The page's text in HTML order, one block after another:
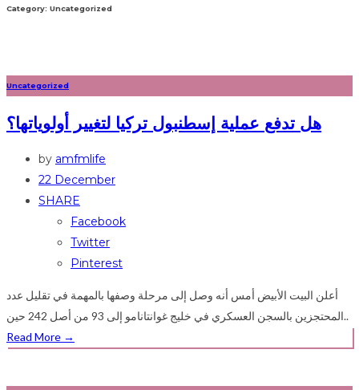
Category: Uncategorized
Uncategorized
هل تدفع عملية إسطنبول تركيا لتغيير أولوياتها؟
by amfmlife
22 December
SHARE
Facebook
Twitter
Pinterest
أعلن البيت الأبيض أمس أنه وصل إلى مرحلة وصفها بالمهمة في تقليل عدد
المحتجزين بالسجن العسكري في خليج غوانتانامو إلى 93 من أصل 242 حين..
Read More →